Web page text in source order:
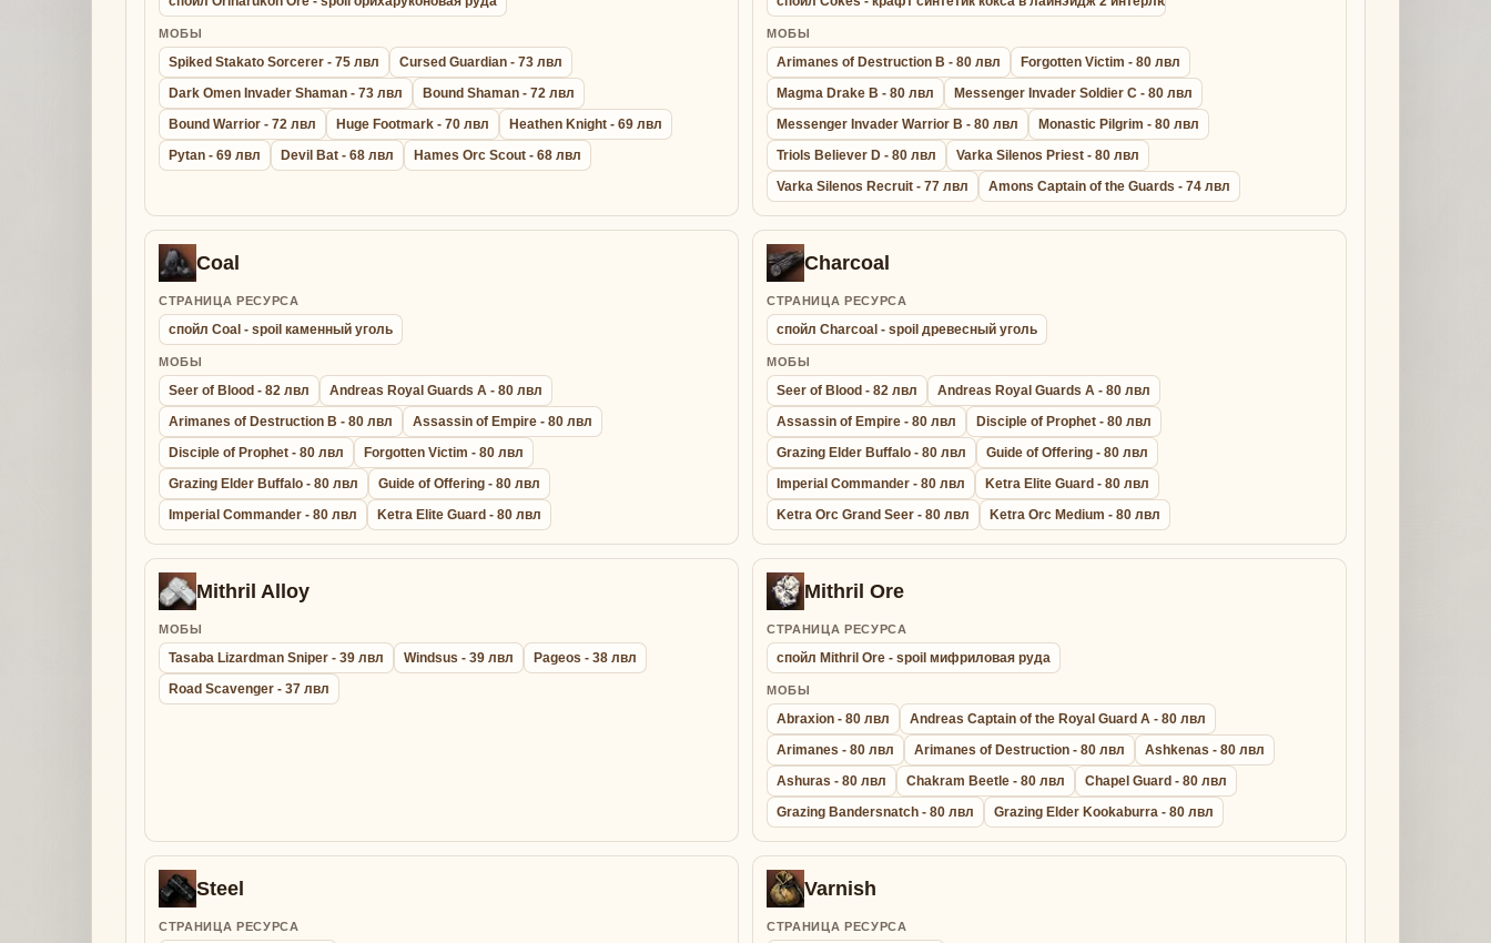
МОБЫ
Spiked Stakato Sorcerer - 75 лвл
Cursed Guardian - 73 лвл
Dark Omen Invader Shaman - 73 лвл
Bound Shaman - 72 лвл
Bound Warrior - 72 лвл
Huge Footmark - 70 лвл
Heathen Knight - 69 лвл
Pytan - 69 лвл
Devil Bat - 68 лвл Hames Orc Scout - 68 лвл
МОБЫ
Arimanes of Destruction B - 80 лвл
Forgotten Victim - 80 лвл
Magma Drake B - 80 лвл
Messenger Invader Soldier C - 80 лвл
Messenger Invader Warrior B - 80 лвл
Monastic Pilgrim - 80 лвл
Triols Believer D - 80 лвл
Varka Silenos Priest - 80 лвл
Varka Silenos Recruit - 77 лвл
Amons Captain of the Guards - 74 лвл
Coal
СТРАНИЦА РЕСУРСА
спойл Coal - spoil каменный уголь
МОБЫ
Seer of Blood - 82 лвл
Andreas Royal Guards A - 80 лвл
Arimanes of Destruction B - 80 лвл
Assassin of Empire - 80 лвл
Disciple of Prophet - 80 лвл
Forgotten Victim - 80 лвл
Grazing Elder Buffalo - 80 лвл
Guide of Offering - 80 лвл
Imperial Commander - 80 лвл
Ketra Elite Guard - 80 лвл
Charcoal
СТРАНИЦА РЕСУРСА
спойл Charcoal - spoil древесный уголь
МОБЫ
Seer of Blood - 82 лвл
Andreas Royal Guards A - 80 лвл
Assassin of Empire - 80 лвл
Disciple of Prophet - 80 лвл
Grazing Elder Buffalo - 80 лвл
Guide of Offering - 80 лвл
Imperial Commander - 80 лвл
Ketra Elite Guard - 80 лвл
Ketra Orc Grand Seer - 80 лвл
Ketra Orc Medium - 80 лвл
Mithril Alloy
МОБЫ
Tasaba Lizardman Sniper - 39 лвл Windsus - 39 лвл
Pageos - 38 лвл
Road Scavenger - 37 лвл
Mithril Ore
СТРАНИЦА РЕСУРСА
спойл Mithril Ore - spoil мифриловая руда
МОБЫ
Abraxion - 80 лвл
Andreas Captain of the Royal Guard A - 80 лвл
Arimanes - 80 лвл
Arimanes of Destruction - 80 лвл
Ashkenas - 80 лвл
Ashuras - 80 лвл
Chakram Beetle - 80 лвл
Chapel Guard - 80 лвл
Grazing Bandersnatch - 80 лвл
Grazing Elder Kookaburra - 80 лвл
Steel
СТРАНИЦА РЕСУРСА
Varnish
СТРАНИЦА РЕСУРСА